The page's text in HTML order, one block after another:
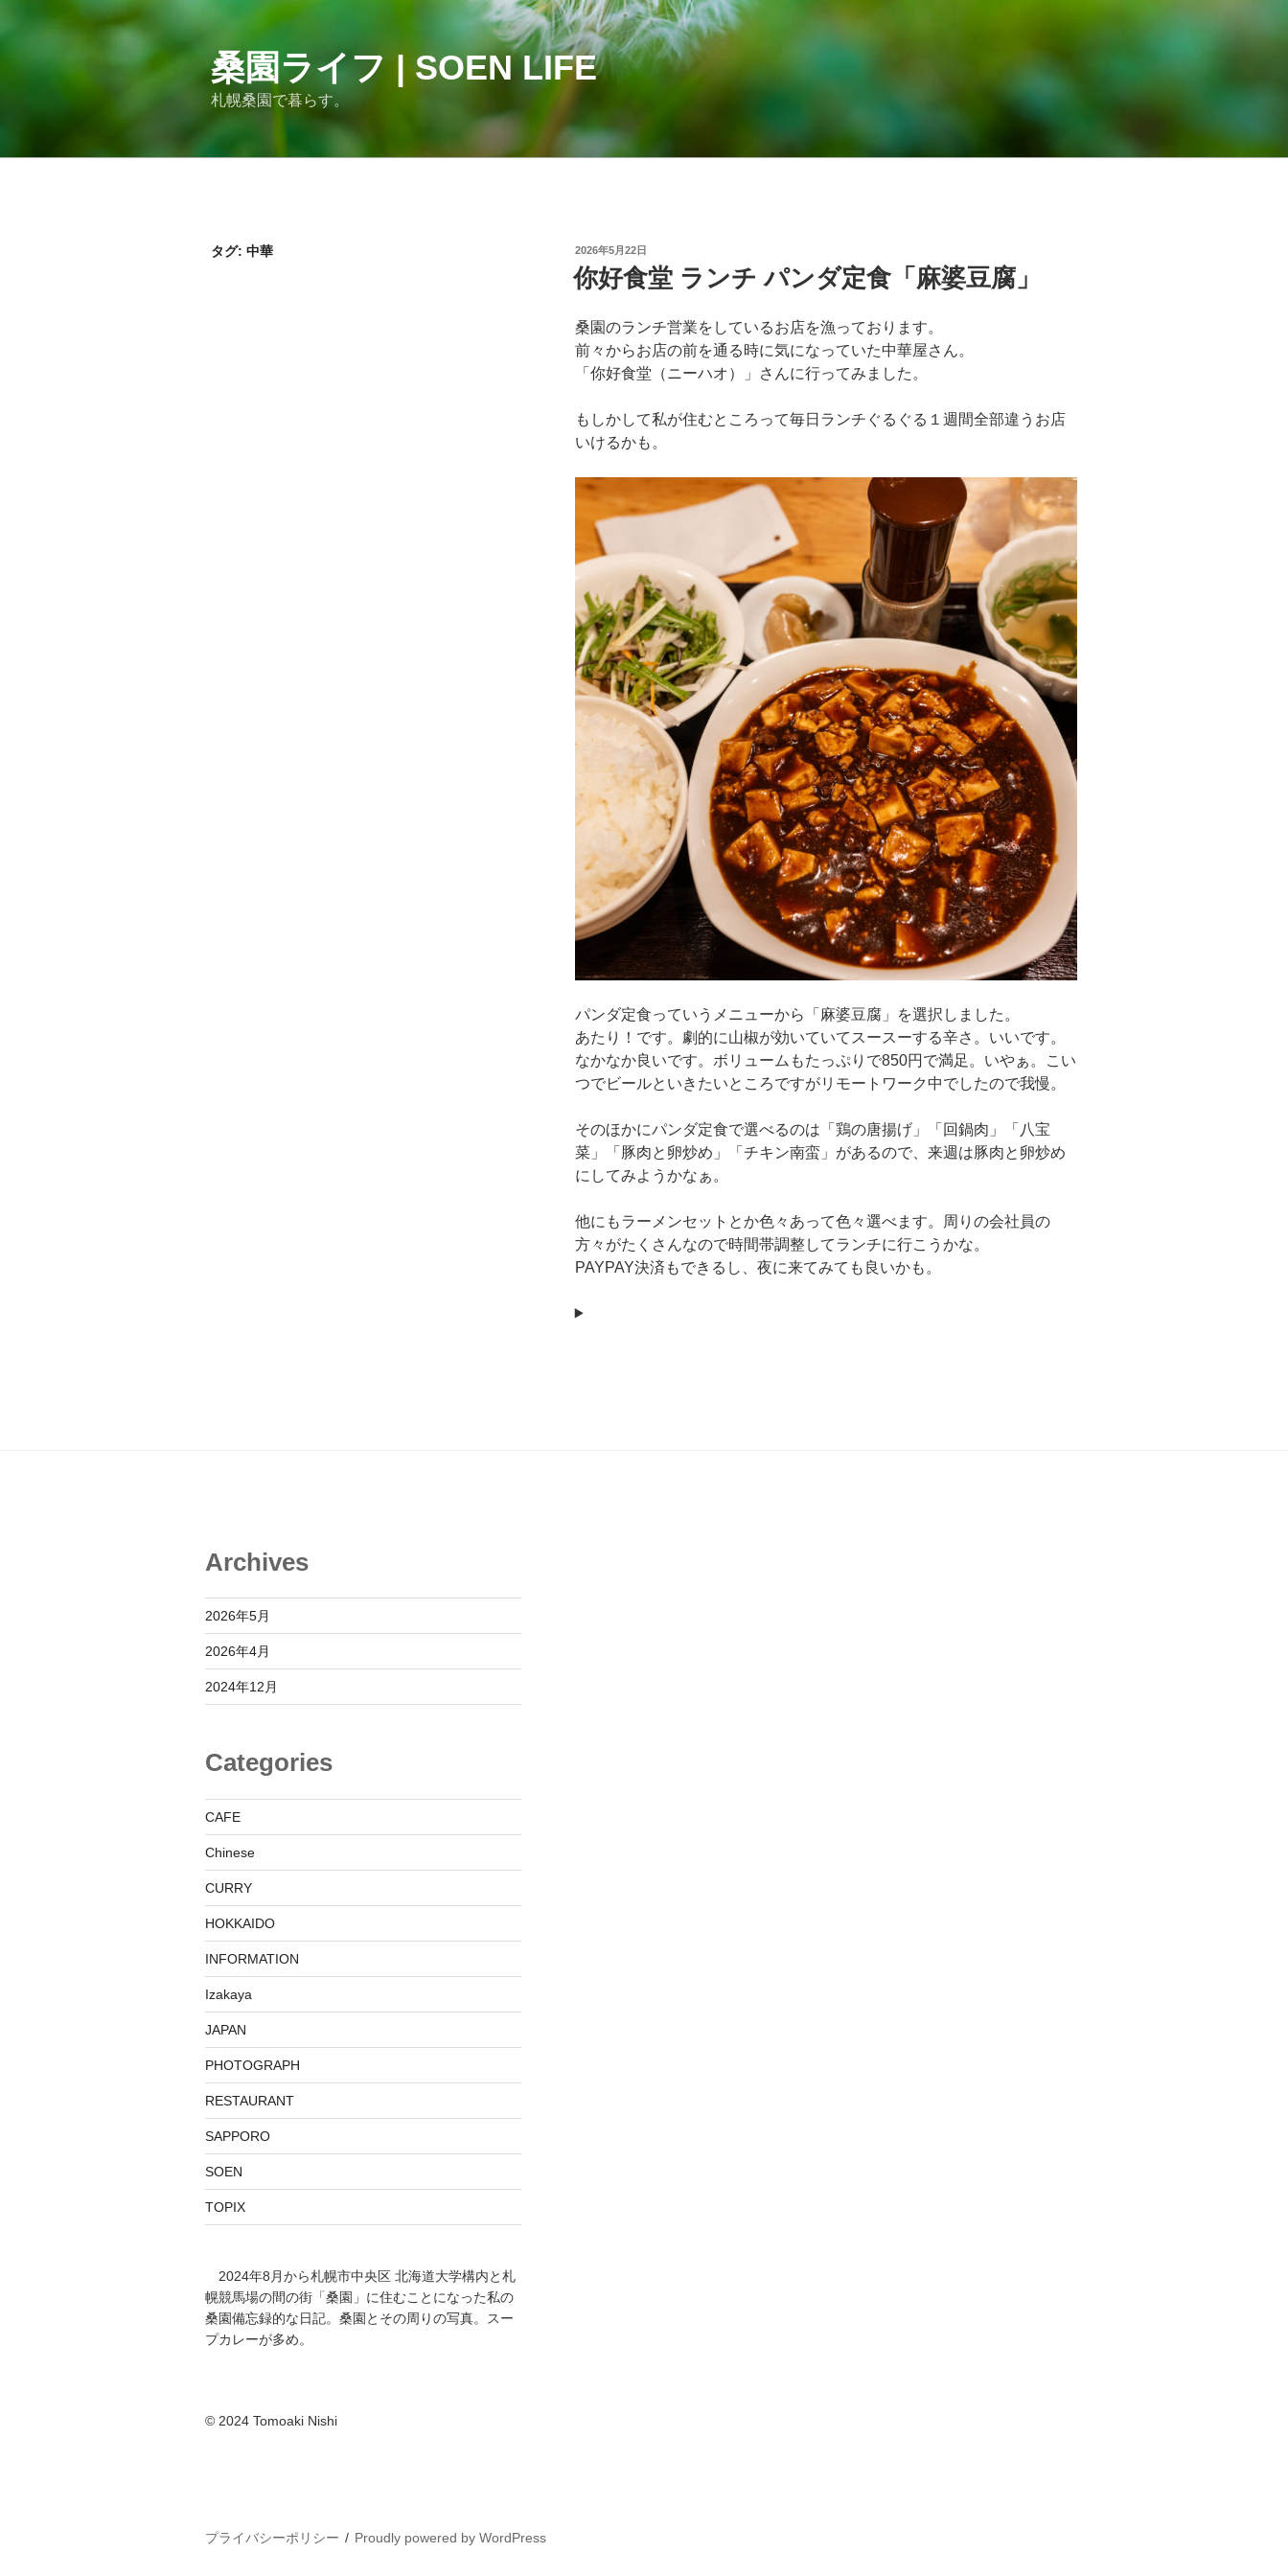
ン
桑園ライフ | SOEN LIFE
札幌桑園で暮らす。
タグ: 中華
投
稿
日:
2026年5月22日
你好食堂 ランチ パンダ定食「麻婆豆腐」
桑園のランチ営業をしているお店を漁っております。
前々からお店の前を通る時に気になっていた中華屋さん。
「你好食堂（ニーハオ）」さんに行ってみました。
もしかして私が住むところって毎日ランチぐるぐる１週間全部違うお店
いけるかも。
パンダ定食っていうメニューから「麻婆豆腐」を選択しました。
あたり！です。劇的に山椒が効いていてスースーする辛さ。いいです。
なかなか良いです。ボリュームもたっぷりで850円で満足。いやぁ。こい
つでビールといきたいところですがリモートワーク中でしたので我慢。
そのほかにパンダ定食で選べるのは「鶏の唐揚げ」「回鍋肉」「八宝
菜」「豚肉と卵炒め」「チキン南蛮」があるので、来週は豚肉と卵炒め
にしてみようかなぁ。
他にもラーメンセットとか色々あって色々選べます。周りの会社員の
方々がたくさんなので時間帯調整してランチに行こうかな。
PAYPAY決済もできるし、夜に来てみても良いかも。
Archives
2026年5月
2026年4月
2024年12月
Categories
CAFE
Chinese
CURRY
HOKKAIDO
INFORMATION
Izakaya
JAPAN
PHOTOGRAPH
RESTAURANT
SAPPORO
SOEN
TOPIX
2024年8月から札幌市中央区 北海道大学構内と札
幌競馬場の間の街「桑園」に住むことになった私の
桑園備忘録的な日記。桑園とその周りの写真。スー
プカレーが多め。
©️ 2024 Tomoaki Nishi
プライバシーポリシー Proudly powered by WordPress